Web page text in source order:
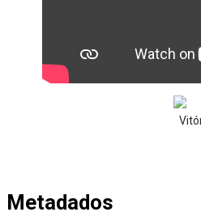
Metadados